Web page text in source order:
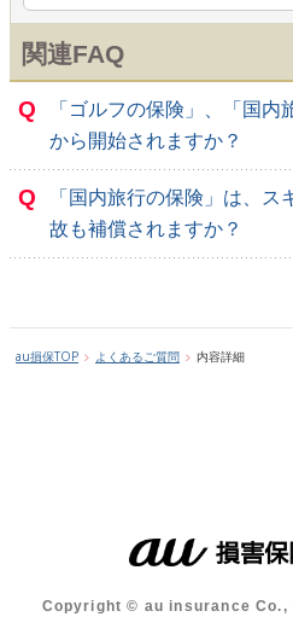
関連FAQ
Q
「ゴルフの保険」、「国
から開始されますか？
Q
「国内旅行の保険」は、
故も補償されますか？
au損保TOP よくあるご質問 内容詳細
Copyright © au insurance